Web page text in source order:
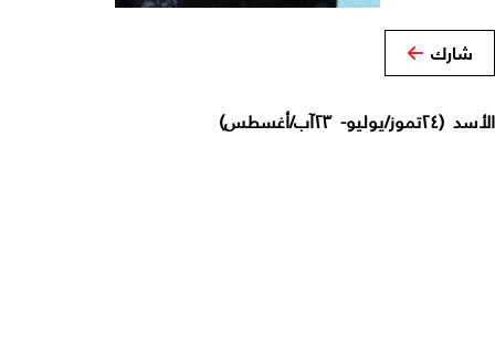
شارك
الأسد (٢٤تموز/يوليو- ٢٣آب/أغسطس)